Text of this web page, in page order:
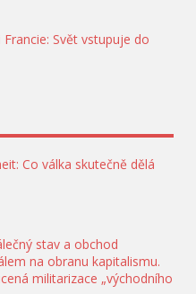
Svět vstupuje do
Co válka skutečně dělá
stav a obchod
na obranu kapitalismu.
militarizace „východního